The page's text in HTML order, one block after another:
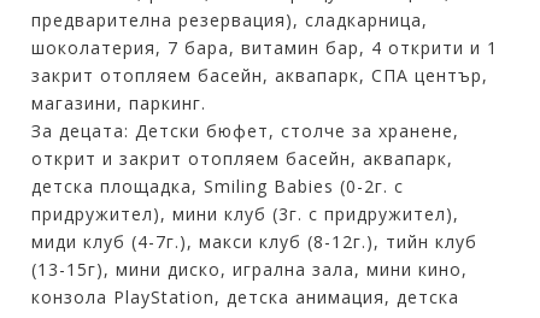
предварителна резервация), сладкарница,
шоколатерия, 7 бара, витамин бар, 4 открити и 1
закрит отопляем басейн, аквапарк, СПА център,
магазини, паркинг.
За децата: Детски бюфет, столче за хранене,
открит и закрит отопляем басейн, аквапарк,
детска площадка, Smiling Babies (0-2г. с
придружител), мини клуб (3г. с придружител),
миди клуб (4-7г.), макси клуб (8-12г.), тийн клуб
(13-15г), мини диско, игрална зала, мини кино,
конзола PlayStation, детска анимация, детска